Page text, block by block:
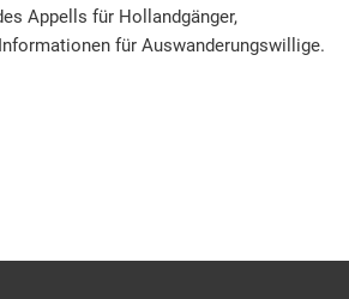
Appells für Hollandgänger,
für Auswanderungswillige.